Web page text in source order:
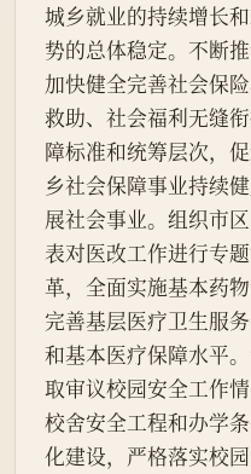
城乡就业的持续增长
势的总体稳定。不断
加快健全完善社会保
救助、社会福利无缝
障标准和统筹层次，
乡社会保障事业持续
展社会事业。组织市
表对医改工作进行专
革，全面实施基本药物
完善基层医疗卫生服
和基本医疗保障水平
取审议校园安全工作
校舍安全工程和办学
化建设，严格落实校